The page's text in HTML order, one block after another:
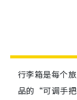
行李箱是每个
品的“可调手